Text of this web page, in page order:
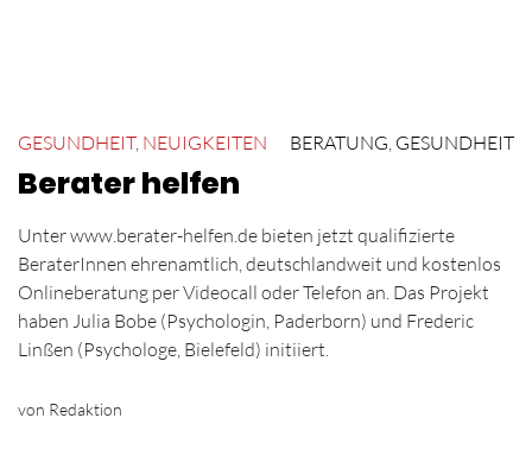
GESUNDHEIT, NEUIGKEITEN BERATUNG, GESUNDHEIT
Berater helfen
Unter www.berater-helfen.de bieten jetzt qualifizierte
BeraterInnen ehrenamtlich, deutschlandweit und kostenlos
Onlineberatung per Videocall oder Telefon an. Das Projekt
haben Julia Bobe (Psychologin, Paderborn) und Frederic
Linßen (Psychologe, Bielefeld) initiiert.
von Redaktion